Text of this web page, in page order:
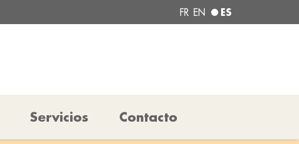
FR EN ES
Servicios Contacto